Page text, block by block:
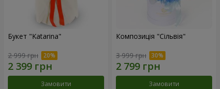
Букет "Katarina"
2 999 грн
Замовити
Композиція "Сільвія"
3 999 грн
Замовити